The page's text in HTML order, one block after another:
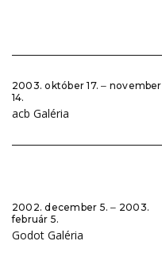
2003. október 17. ‒ november
14.
acb Galéria
2002. december 5. ‒ 2003.
február 5.
Godot Galéria